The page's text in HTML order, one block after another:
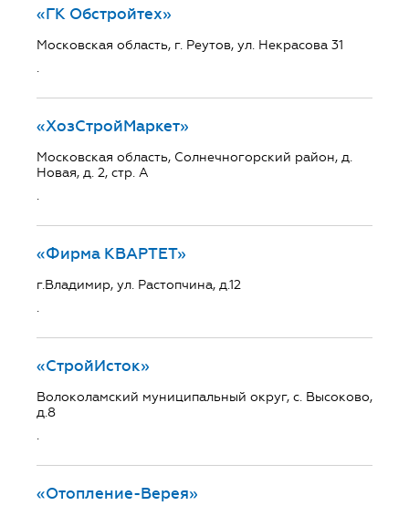
«ГК Обстройтех»
Московская область, г. Реутов, ул. Некрасова 31
.
«ХозСтройМаркет»
Московская область, Солнечногорский район, д.
Новая, д. 2, стр. А
.
«Фирма КВАРТЕТ»
г.Владимир, ул. Растопчина, д.12
.
«СтройИсток»
Волоколамский муниципальный округ, с. Высоково,
д.8
.
«Отопление-Верея»